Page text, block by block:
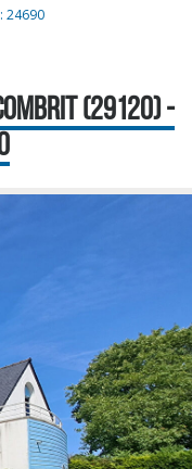
24690
(29120) -